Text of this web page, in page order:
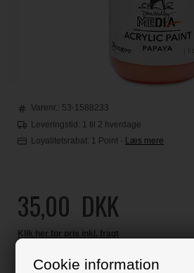
Cookie information
Varenr.: 53-1588233
Leveringstid: 1 til 2 hverdage
Loyalitetsrabat: 1 Point - Læs mere
35,00 DKK
Klik her for pris inkl. fragt